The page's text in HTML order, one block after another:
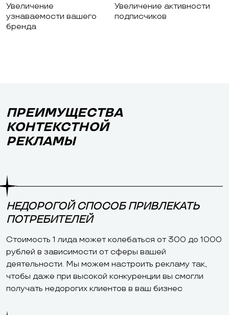
Увеличение
узнаваемости вашего
бренда
Увеличение активности
подписчиков
ПРЕИМУЩЕСТВА
КОНТЕКСТНОЙ
РЕКЛАМЫ
НЕДОРОГОЙ СПОСОБ ПРИВЛЕКАТЬ
ПОТРЕБИТЕЛЕЙ
Стоимость 1 лида может колебаться от 300 до 1000
рублей в зависимости от сферы вашей
деятельности. Мы можем настроить рекламу так,
чтобы даже при высокой конкуренции вы смогли
получать недорогих клиентов в ваш бизнес